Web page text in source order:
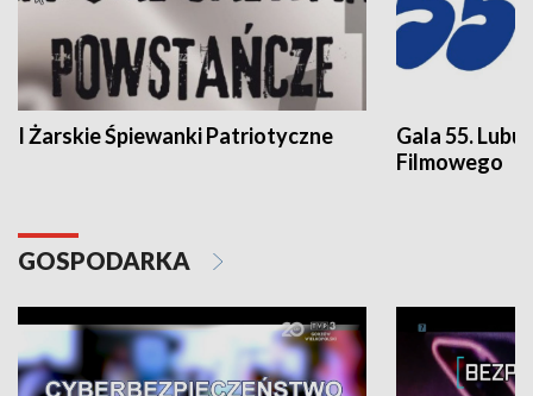
I Żarskie Śpiewanki Patriotyczne
Gala 55.
Filmowego
GOSPODARKA